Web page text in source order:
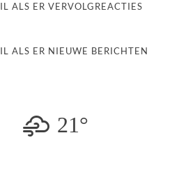
ALS ER VERVOLGREACTIES
ALS ER NIEUWE BERICHTEN
21°